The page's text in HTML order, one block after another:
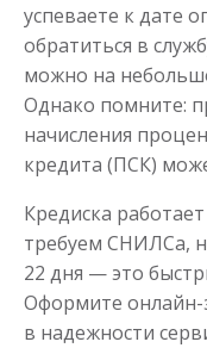
успеваете к дате
обратиться в
можно на
Однако помните:
начисления
кредита (ПСК)
Кредиска
требуем СНИЛСа,
22 дня — это
Оформите онлайн-
в надежности